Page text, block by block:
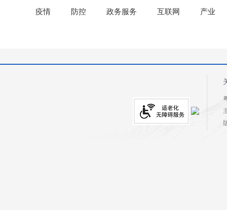
疫情 防控 政务服务 互联网 产业